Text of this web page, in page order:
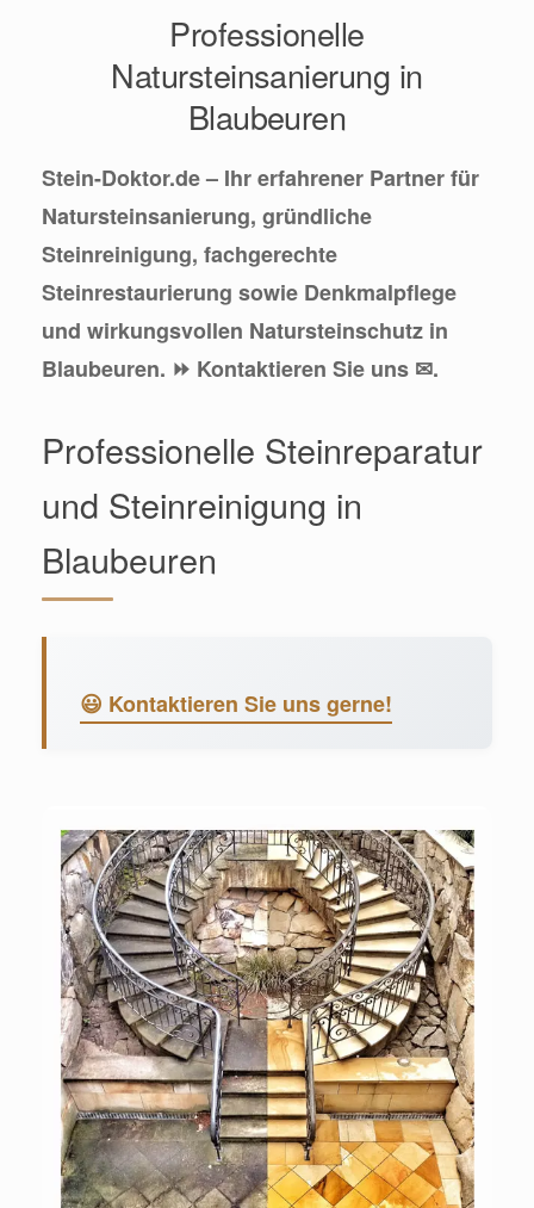
Professionelle
Natursteinsanierung in
Blaubeuren
Stein-Doktor.de – Ihr erfahrener Partner für
Natursteinsanierung, gründliche
Steinreinigung, fachgerechte
Steinrestaurierung sowie Denkmalpflege
und wirkungsvollen Natursteinschutz in
Blaubeuren. ⏩ Kontaktieren Sie uns ✉.
Professionelle Steinreparatur
und Steinreinigung in
Blaubeuren
😃 Kontaktieren Sie uns gerne!